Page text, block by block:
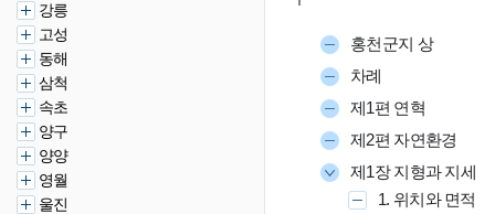
강릉
고성
동해
삼척
속초
양구
양양
영월
울진
홍천군지 상
차례
제1편 연혁
제2편 자연환경
제1장 지형과 지세
1. 위치와 면적